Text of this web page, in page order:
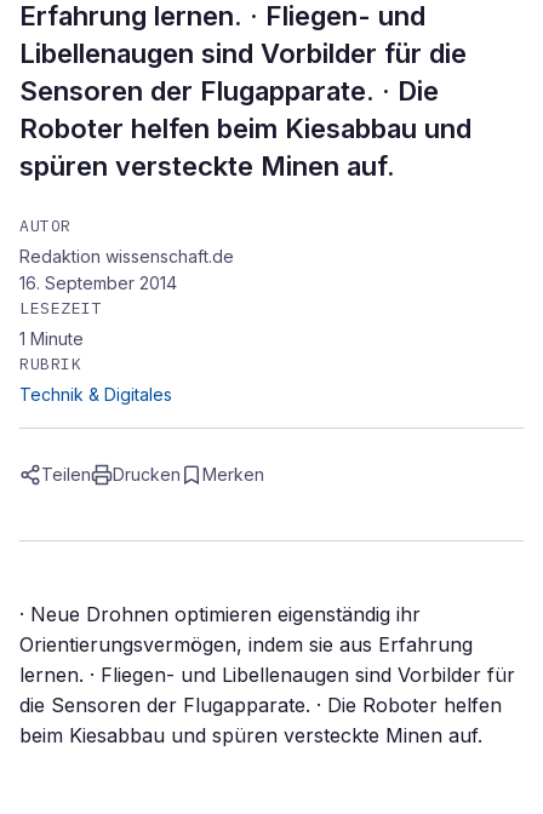
Erfahrung lernen. · Fliegen- und
Libellenaugen sind Vorbilder für die
Sensoren der Flugapparate. · Die
Roboter helfen beim Kiesabbau und
spüren versteckte Minen auf.
AUTOR
Redaktion wissenschaft.de
16. September 2014
LESEZEIT
1 Minute
RUBRIK
Technik & Digitales
Teilen Drucken Merken
· Neue Drohnen optimieren eigenständig ihr
Orientierungsvermögen, indem sie aus Erfahrung
lernen. · Fliegen- und Libellenaugen sind Vorbilder für
die Sensoren der Flugapparate. · Die Roboter helfen
beim Kiesabbau und spüren versteckte Minen auf.